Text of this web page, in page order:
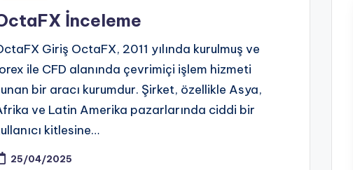
İnceleme
Giriş OctaFX, 2011 yılında kurulmuş ve
ile CFD alanında çevrimiçi işlem hizmeti
bir aracı kurumdur. Şirket, özellikle Asya,
ve Latin Amerika pazarlarında ciddi bir
kitlesine…
25/04/2025